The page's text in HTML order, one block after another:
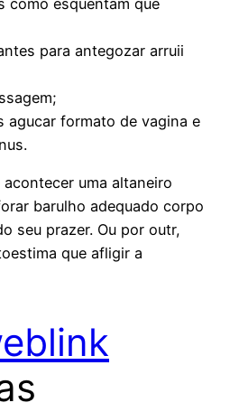
como esquentam que
para antegozar arruii
agucar formato de vagina e
uma altaneiro
barulho adequado corpo
seu prazer. Ou por outr,
que afligir a